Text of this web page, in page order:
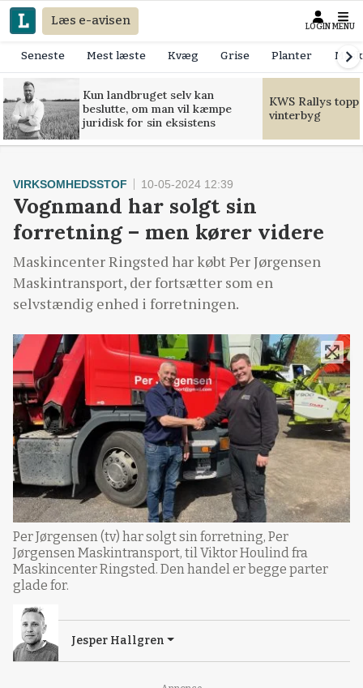
Læs e-avisen LOGIN MENU
Seneste Mest læste Kvæg Grise Planter
Kun landbruget selv kan
beslutte, om man vil kæmpe
juridisk for sin eksistens
KWS Rallys
vinterbyg
VIRKSOMHEDSSTOF 10-05-2024 12:39
Vognmand har solgt sin
forretning – men kører videre
Maskincenter Ringsted har købt Per Jørgensen
Maskintransport, der fortsætter som en
selvstændig enhed i forretningen.
Per Jørgensen (tv) har solgt sin forretning, Per
Jørgensen Maskintransport, til Viktor Houlind fra
Maskincenter Ringsted. Den handel er begge parter
glade for.
Jesper Hallgren